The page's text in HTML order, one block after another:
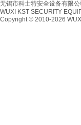
无锡市科士特安全设备有限公
WUXI KST SECURITY
Copyright © 2010-2026